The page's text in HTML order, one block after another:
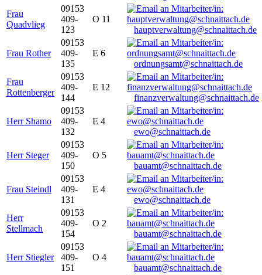
Frau
Quadvlieg
09153
409-
123
O 11
hauptverwaltung@schnaittach.de
Frau Rother
09153
409-
135
E 6
ordnungsamt@schnaittach.de
Frau
Rottenberger
09153
409-
144
E 12
finanzverwaltung@schnaittach.de
Herr Shamo
09153
409-
132
E 4
ewo@schnaittach.de
Herr Steger
09153
409-
150
O 5
bauamt@schnaittach.de
Frau Steindl
09153
409-
131
E 4
ewo@schnaittach.de
Herr
Stellmach
09153
409-
154
O 2
bauamt@schnaittach.de
Herr Stiegler
09153
409-
151
O 4
bauamt@schnaittach.de